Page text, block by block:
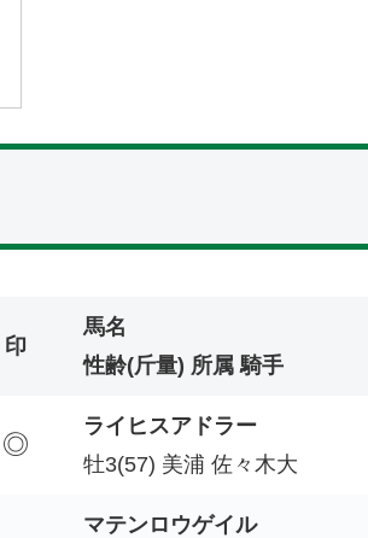
印
馬名
性齢(斤量) 所属 騎手
◎
ライヒスアドラー
牡3(57) 美浦 佐々木大
マテンロウゲイル